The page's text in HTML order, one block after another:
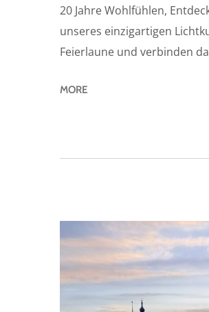
20 Jahre Wohlfühlen,
unseres einzigartigen
Feierlaune und verbinden
MORE